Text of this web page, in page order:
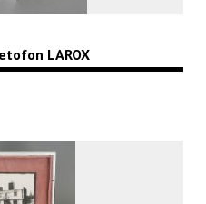
LAROX